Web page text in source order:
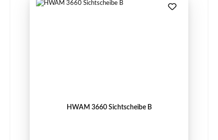
HWAM 3660 Sichtscheibe B